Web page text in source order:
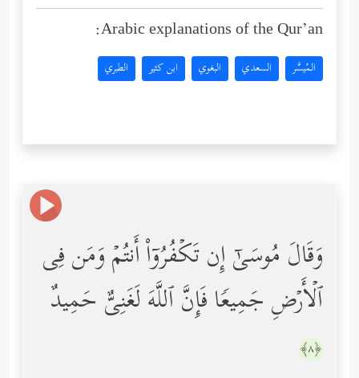
Arabic explanations of the Qur’an:
المُيسَّر السعدي البغوي ابن كثير الطبري
وَقَالَ مُوسَىٰۤ إِن تَكۡفُرُوۤاْ أَنتُمۡ وَمَن فِی
ٱلۡأَرۡضِ جَمِیعࣰا فَإِنَّ ٱللَّهَ لَغَنِیٌّ حَمِیدٌ
﴿٨﴾